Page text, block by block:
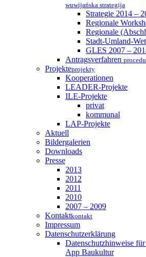
wuwijańska strategija
Strategie 2014 –
Regionale
Regionale
Stadt-Umland-
GLES 2007 –
Antragsverfahren
Projekteprojekty
Kooperationen
LEADER-Projekte
ILE-Projekte
privat
kommunal
LAP-Projekte
Aktuell
Bildergalerien
Downloads
Presse
2013
2012
2011
2010
2007 – 2009
Kontaktkontakt
Impressum
Datenschutzerklärung
Datenschutzhinweise
App Baukultur